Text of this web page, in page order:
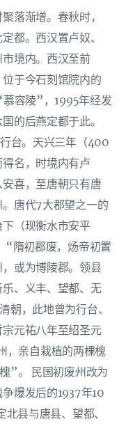
落渐增。春秋时，
都。西汉置卢奴、
境内。西汉至前
于今石刻馆院内的
容陵”，1995年经发
的后燕定都于此。
台。天兴三年（400
名，时境内有卢
喜，至唐朝只有唐
唐代7大郡望之一的
（现衡水市安平
“隋初郡废，炀帝初置
或为博陵郡。领县
、义丰、望都、无
朝，此地曾为行台、
元祐八年至绍圣元
，亲自栽植的两棵槐
”。 民国初废州改为
爆发后的1937年10
县与唐县、望都、